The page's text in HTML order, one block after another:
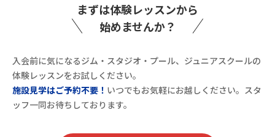
まずは体験レッスンから
始めませんか？
入会前に気になるジム・スタジオ・プール、ジュニアスクールの
体験レッスンをお試しください。
施設見学はご予約不要！ いつでもお気軽にお越しください。スタ
ッフ一同お待ちしております。